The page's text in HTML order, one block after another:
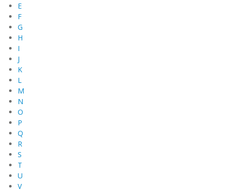
E
F
G
H
I
J
K
L
M
N
O
P
Q
R
S
T
U
V